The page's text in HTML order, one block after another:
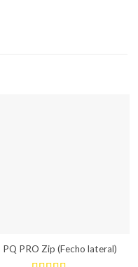
PQ PRO Zip (Fecho lateral)